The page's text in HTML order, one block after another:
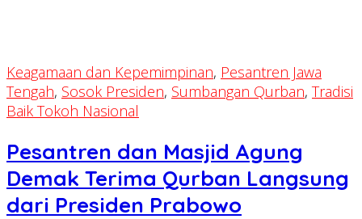
Keagamaan dan Kepemimpinan, Pesantren Jawa
Tengah, Sosok Presiden, Sumbangan Qurban, Tradisi
Baik Tokoh Nasional
Pesantren dan Masjid Agung
Demak Terima Qurban Langsung
dari Presiden Prabowo